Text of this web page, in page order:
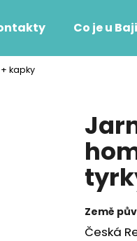
Co je u
kapky
Země
Česká